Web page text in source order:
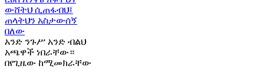
ውሸትህ ሲጠፋብህ፤
ጠላትህን አስታውሰኝ
በለው
አንድ ንጉሥ አንድ ብልህ
አጫዋች ነበራቸው።
በየጊዜው ከሚመክራቸው